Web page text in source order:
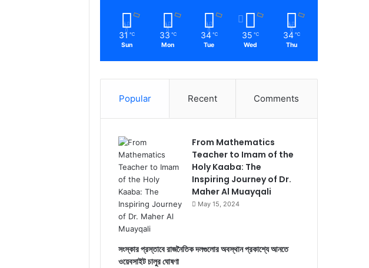
31 ℃
Sun
33 ℃
Mon
34 ℃
Tue
35 ℃
Wed
34 ℃
Thu
Popular Recent Comments
From Mathematics
Teacher to Imam of the
Holy Kaaba: The
Inspiring Journey of Dr.
Maher Al Muayqali
May 15, 2024
সংস্কার প্রস্তাবে রাজনৈতিক দলগুলোর অবস্থান প্রকাশ্যে আনতে
ওয়েবসাইট চালুর ঘোষণা